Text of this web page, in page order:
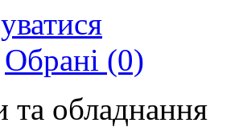
Обрані (0)
та обладнання